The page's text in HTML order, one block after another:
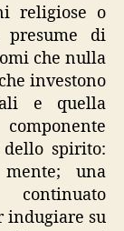
religiose o
presume di
che nulla
investono
e quella
spirito:
una
indugiare su